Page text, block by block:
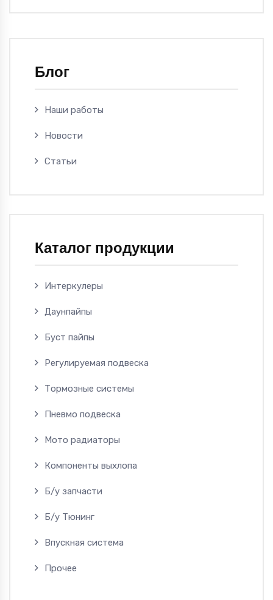
Блог
Наши работы
Новости
Статьи
Каталог продукции
Интеркулеры
Даунпайпы
Буст пайпы
Регулируемая подвеска
Тормозные системы
Пневмо подвеска
Мото радиаторы
Компоненты выхлопа
Б/у запчасти
Б/у Тюнинг
Впускная система
Прочее